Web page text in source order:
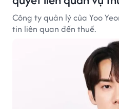
Công ty quản lý của Yoo
tin liên quan đến thuế.